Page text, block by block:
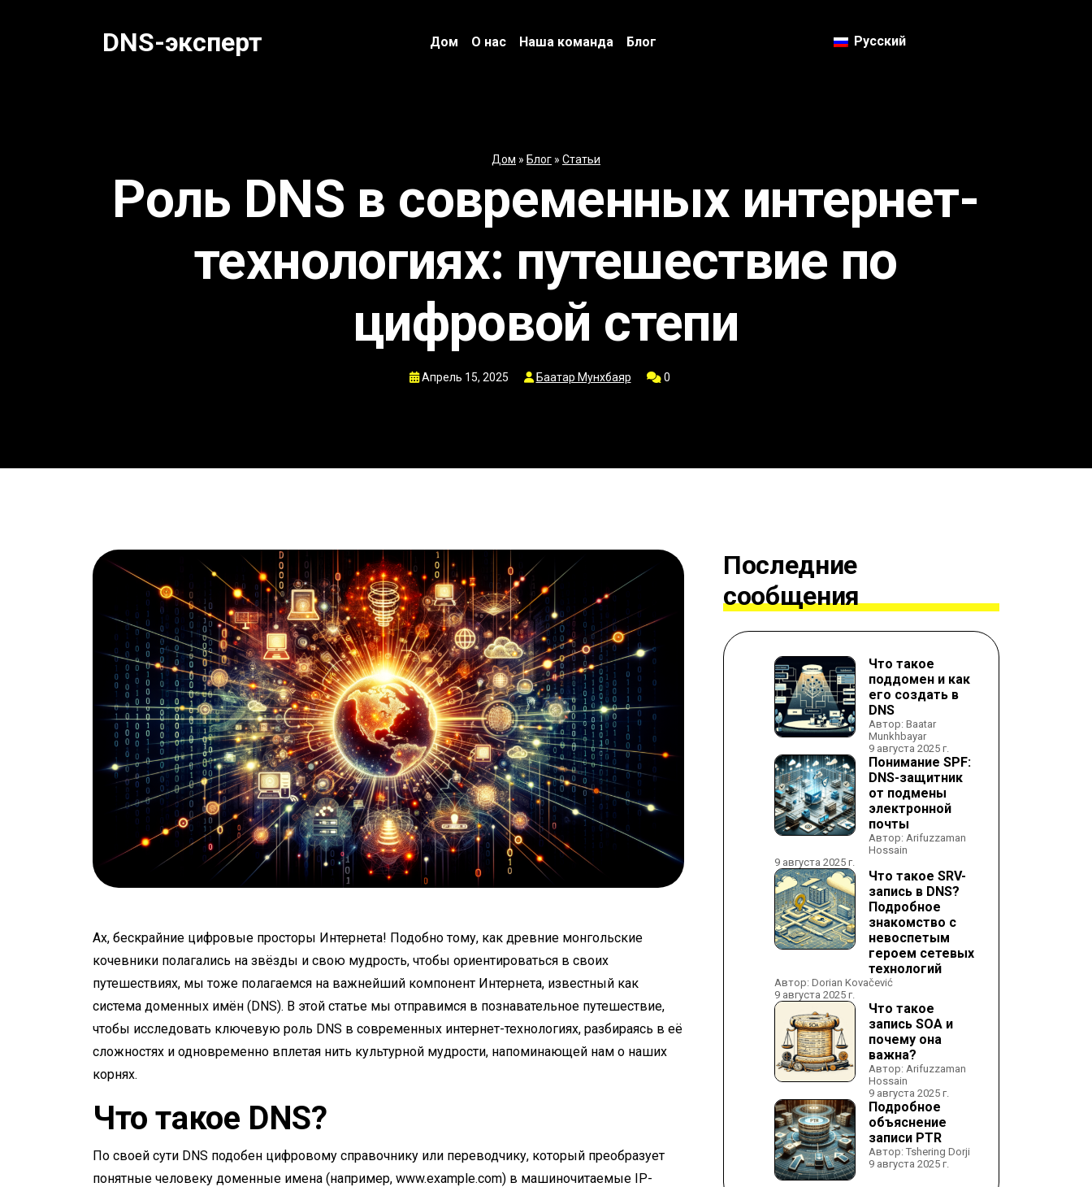
DNS-эксперт Дом О нас Наша команда Блог Русский
Дом » Блог » Статьи
Роль DNS в современных интернет-
технологиях: путешествие по
цифровой степи
Апрель 15, 2025 Баатар Мунхбаяр 0
Ах, бескрайние цифровые просторы Интернета! Подобно тому, как древние монгольские
кочевники полагались на звёзды и свою мудрость, чтобы ориентироваться в своих
путешествиях, мы тоже полагаемся на важнейший компонент Интернета, известный как
система доменных имён (DNS). В этой статье мы отправимся в познавательное путешествие,
чтобы исследовать ключевую роль DNS в современных интернет-технологиях, разбираясь в её
сложностях и одновременно вплетая нить культурной мудрости, напоминающей нам о наших
корнях.
Что такое DNS?
По своей сути DNS подобен цифровому справочнику или переводчику, который преобразует
понятные человеку доменные имена (например, www.example.com) в машиночитаемые IP-
Последние
сообщения
Что такое
поддомен и как
его создать в
DNS
Автор: Baatar
Munkhbayar
9 августа 2025 г.
Понимание SPF:
DNS-защитник
от подмены
электронной
почты
Автор: Arifuzzaman
Hossain
9 августа 2025 г.
Что такое SRV-
запись в DNS?
Подробное
знакомство с
невоспетым
героем сетевых
технологий
Автор: Dorian Kovačević
9 августа 2025 г.
Что такое
запись SOA и
почему она
важна?
Автор: Arifuzzaman
Hossain
9 августа 2025 г.
Подробное
объяснение
записи PTR
Автор: Tshering Dorji
9 августа 2025 г.